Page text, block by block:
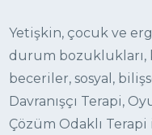
Yetişkin, çocuk ve
durum bozuklukları,
beceriler, sosyal,
Davranışçı Terapi,
Çözüm Odaklı